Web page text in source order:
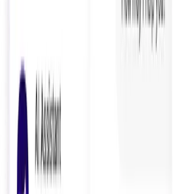
て積極的に収益を生み出します：
AIがためら
に会話を開始。回復率：
商品レコメンデーション：
AI
提案。添付率：
アップセルガイダンス：
AIが
明。アップセルコンバージョン：
送料しきい値ブースター：
AI
を提案。AOV向上：